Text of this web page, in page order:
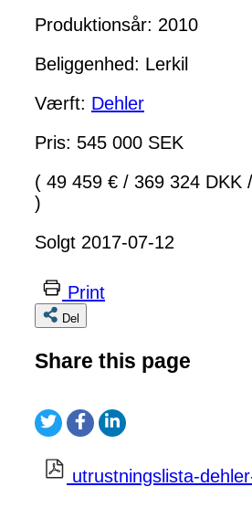
Produktionsår: 2010
Beliggenhed: Lerkil
Værft: Dehler
Pris: 545 000 SEK
( 49 459 € / 369 324 DKK /
)
Solgt 2017-07-12
Print
Del
Share this page
utrustningslista-